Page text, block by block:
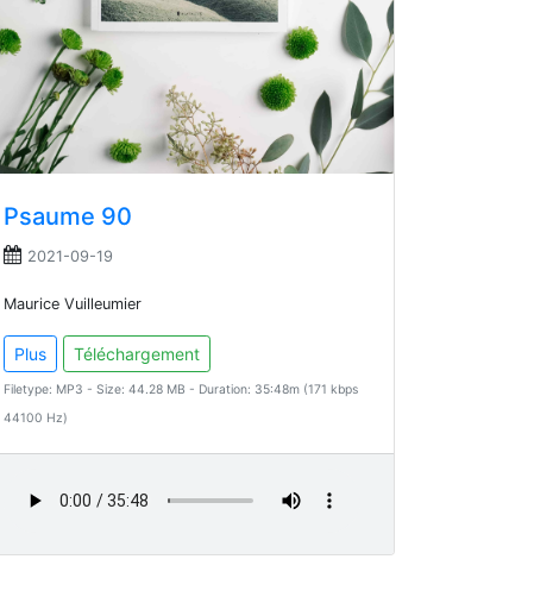
Psaume 90
2021-09-19
Maurice Vuilleumier
Plus Téléchargement
Filetype: MP3 - Size: 44.28 MB - Duration: 35:48m (171 kbps
44100 Hz)